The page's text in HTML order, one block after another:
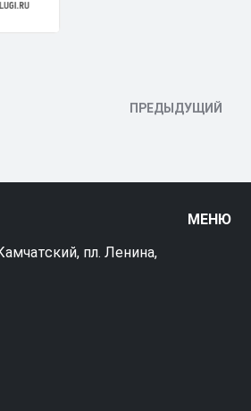
ПРЕДЫДУЩИЙ
пл. Ленина,
МЕНЮ